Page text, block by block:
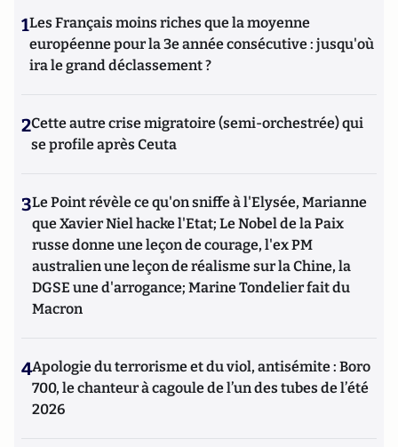
1Les Français moins riches que la moyenne
européenne pour la 3e année consécutive : jusqu'où
ira le grand déclassement ?
2Cette autre crise migratoire (semi-orchestrée) qui
se profile après Ceuta
3Le Point révèle ce qu'on sniffe à l'Elysée, Marianne
que Xavier Niel hacke l'Etat; Le Nobel de la Paix
russe donne une leçon de courage, l'ex PM
australien une leçon de réalisme sur la Chine, la
DGSE une d'arrogance; Marine Tondelier fait du
Macron
4Apologie du terrorisme et du viol, antisémite : Boro
700, le chanteur à cagoule de l’un des tubes de l’été
2026